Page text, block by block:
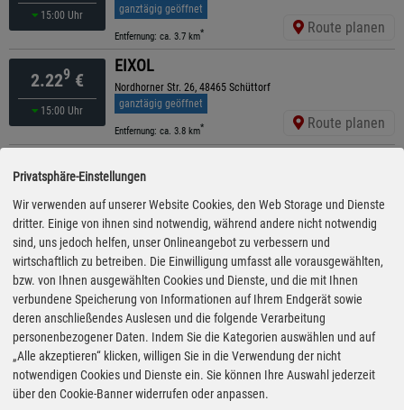
15:00 Uhr
ganztägig geöffnet
Entfernung: ca. 3.7 km* Route planen
2.229 €
15:00 Uhr
EIXOL
Nordhorner Str. 26, 48465 Schüttorf
ganztägig geöffnet
Entfernung: ca. 3.8 km* Route planen
2.229€
vor 31 Minuten
Paxtonstr. 2, 48488 Emsbueren
geöffnet bis 22:00 Uhr
Entfernung: ca. 6.4 km* Route planen
2.239€
13:20 Uhr
ARAL
Dieselstraße 2, 48499 Salzbergen
ganztägig geöffnet
Entfernung: ca. 6.9 km * Route planen
2.249€
16:20 Uhr
freie Tankstelle
Eisenbahnstraße 4, 48455 Bentheim
geöffnet bis 22:00 Uhr
Privatsphäre-Einstellungen
Wir verwenden auf unserer Website Cookies, den Web Storage und Dienste
dritter. Einige von ihnen sind notwendig, während andere nicht notwendig
sind, uns jedoch helfen, unser Onlineangebot zu verbessern und
wirtschaftlich zu betreiben. Die Einwilligung umfasst alle vorausgewählten,
bzw. von Ihnen ausgewählten Cookies und Dienste, und die mit Ihnen
verbundene Speicherung von Informationen auf Ihrem Endgerät sowie
deren anschließendes Auslesen und die folgende Verarbeitung
personenbezogener Daten. Indem Sie die Kategorien auswählen und auf
„Alle akzeptieren“ klicken, willigen Sie in die Verwendung der nicht
notwendigen Cookies und Dienste ein. Sie können Ihre Auswahl jederzeit
über den Cookie-Banner widerrufen oder anpassen.